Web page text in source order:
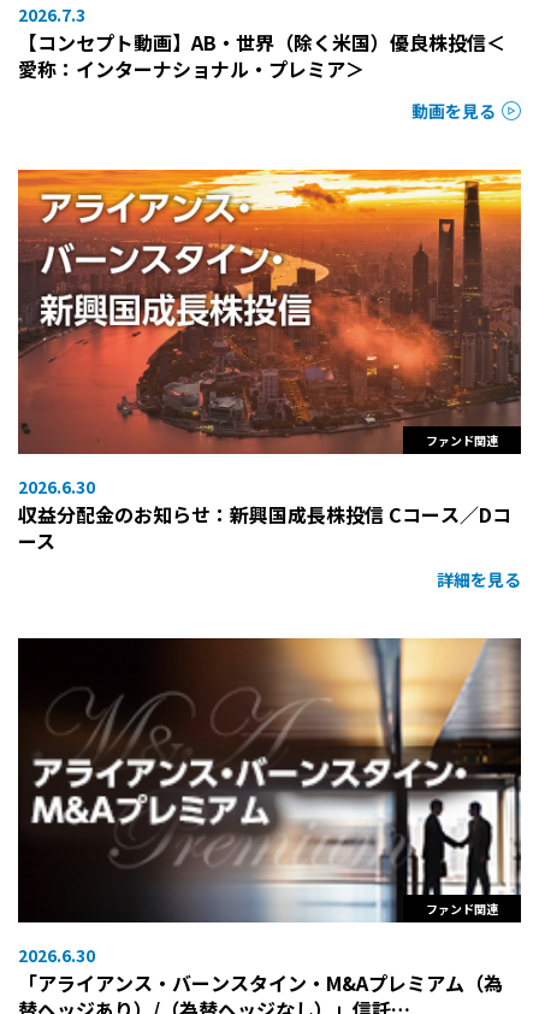
2026.7.3
【コンセプト動画】AB・世界（除く米国）優良株投信＜
愛称：インターナショナル・プレミア＞
動画を見る
ファンド関連
2026.6.30
収益分配金のお知らせ：新興国成長株投信 Cコース／Dコ
ース
詳細を見る
ファンド関連
2026.6.30
「アライアンス・バーンスタイン・M&Aプレミアム（為